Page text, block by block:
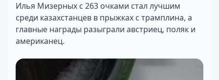
Илья Мизерных с 263 очками стал лучшим
среди казахстанцев в прыжках с трамплина, а
главные награды разыграли австриец, поляк и
американец.